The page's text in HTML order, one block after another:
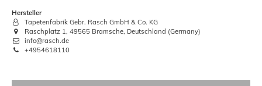
Hersteller
Tapetenfabrik Gebr. Rasch GmbH & Co. KG
Raschplatz 1, 49565 Bramsche, Deutschland (Germany)
info@rasch.de
+4954618110